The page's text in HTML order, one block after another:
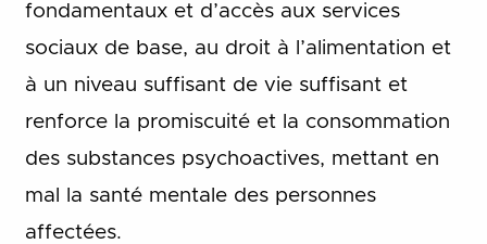
fondamentaux et d’accès aux services
sociaux de base, au droit à l’alimentation et
à un niveau suffisant de vie suffisant et
renforce la promiscuité et la consommation
des substances psychoactives, mettant en
mal la santé mentale des personnes
affectées.